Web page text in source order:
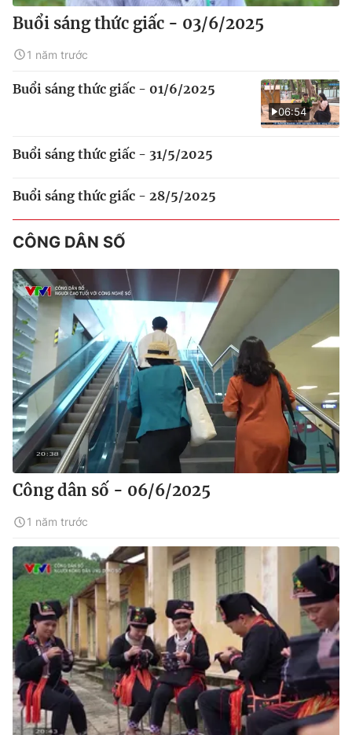
Buổi sáng thức giấc - 03/6/2025
1 năm trước
06:54
Buổi sáng thức giấc - 01/6/2025
Buổi sáng thức giấc - 31/5/2025
Buổi sáng thức giấc - 28/5/2025
CÔNG DÂN SỐ
Công dân số - 06/6/2025
1 năm trước